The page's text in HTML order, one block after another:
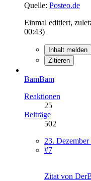
Quelle: Posteo.de
Einmal editiert,
00:43)
Inhalt melden
Zitieren
BamBam
Reaktionen
25
Beiträge
502
23.
#7
Zitat von